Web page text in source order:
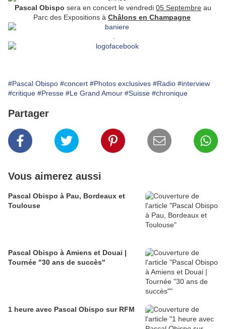
Pascal Obispo sera en concert le vendredi 05 Septembre au
Parc des Expositions à Châlons en Champagne
#Pascal Obispo #concert #Photos exclusives #Radio #interview
#critique #Presse #Le Grand Amour #Suisse #chronique
Partager
Vous aimerez aussi
Pascal Obispo à Pau, Bordeaux et
Toulouse
Pascal Obispo à Amiens et Douai |
Tournée "30 ans de succès"
1 heure avec Pascal Obispo sur RFM